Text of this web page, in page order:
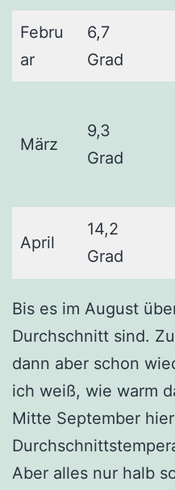
Febru
ar
6,7
Grad
März
9,3
Grad
April
14,2
Grad
Bis es im August
Durchschnitt sind.
dann aber schon
ich weiß, wie warm
Mitte September
Aber alles nur halb